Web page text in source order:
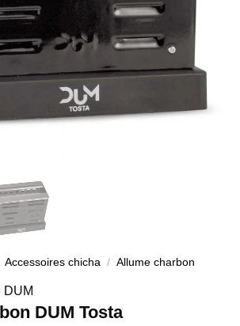
Accessoires chicha / Allume charbon
DUM
DUM Tosta